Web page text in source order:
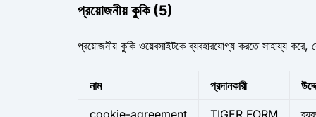
প্রয়োজনীয় কুকি (5)
প্রয়োজনীয় কুকি ওয়েবসাইটকে ব্যবহারযোগ্য করতে সাহায্য করে,
নাম প্রদানকারী
cookie-agreement TIGER FORM